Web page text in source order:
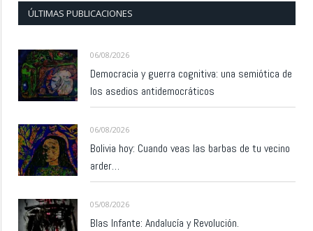
ÚLTIMAS PUBLICACIONES
06/08/2026
Democracia y guerra cognitiva: una semiótica de
los asedios antidemocráticos
06/08/2026
Bolivia hoy: Cuando veas las barbas de tu vecino
arder…
05/08/2026
Blas Infante: Andalucía y Revolución.